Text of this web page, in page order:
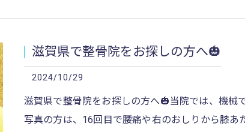
滋賀県で整骨院をお探しの方へ🎃
2024/10/29
滋賀県で整骨院をお探しの方へ🎃当院では、機械
写真の方は、16回目で腰痛や右のおしりから膝